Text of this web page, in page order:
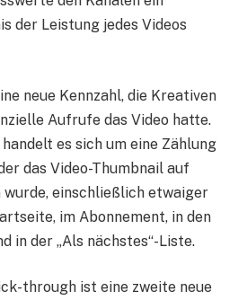
der Leistung jedes Videos
neue Kennzahl, die Kreativen
Aufrufe das Video hatte.
es sich um eine Zählung
das Video-Thumbnail auf
wurde, einschließlich etwaiger
im Abonnement, in den
in der „Als nächstes“-Liste.
through ist eine zweite neue